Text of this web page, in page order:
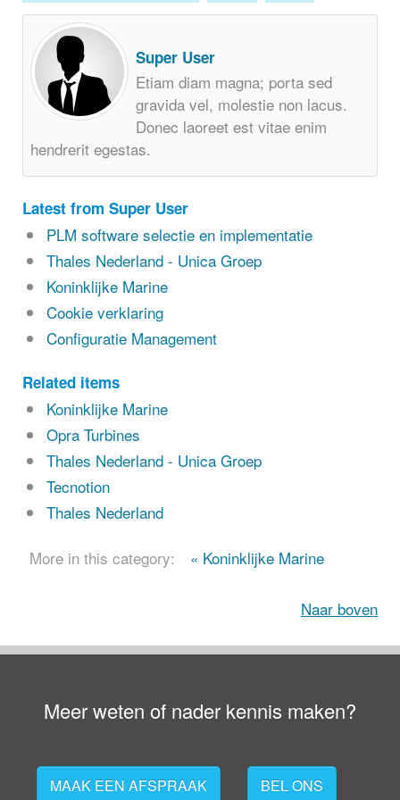
Super User
Etiam diam magna; porta sed
gravida vel, molestie non lacus.
Donec laoreet est vitae enim
hendrerit egestas.
Latest from Super User
PLM software selectie en implementatie
Thales Nederland - Unica Groep
Koninklijke Marine
Cookie verklaring
Configuratie Management
Related items
Koninklijke Marine
Opra Turbines
Thales Nederland - Unica Groep
Tecnotion
Thales Nederland
More in this category: « Koninklijke Marine
Naar boven
Meer weten of nader kennis maken?
MAAK EEN AFSPRAAK BEL ONS